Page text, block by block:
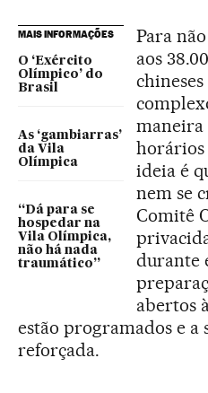
MAIS INFORMAÇÕES
O ‘Exército
Olímpico’ do
Brasil
As ‘gambiarras’
da Vila
Olímpica
“Dá para se
hospedar na
Vila Olímpica,
não há nada
traumático”
Para
aos
maneira
ideia é
nem se
Comitê
durante
abertos
estão programados e a
reforçada.